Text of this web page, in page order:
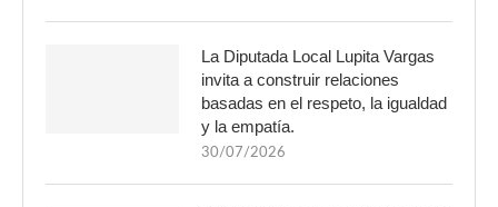
La Diputada Local Lupita Vargas
invita a construir relaciones
basadas en el respeto, la igualdad
y la empatía.
30/07/2026